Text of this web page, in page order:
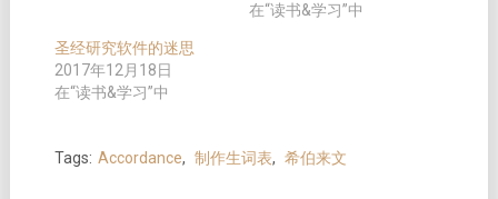
在“读书&学习”中
圣经研究软件的迷思
2017年12月18日
在“读书&学习”中
Tags: Accordance, 制作生词表, 希伯来文